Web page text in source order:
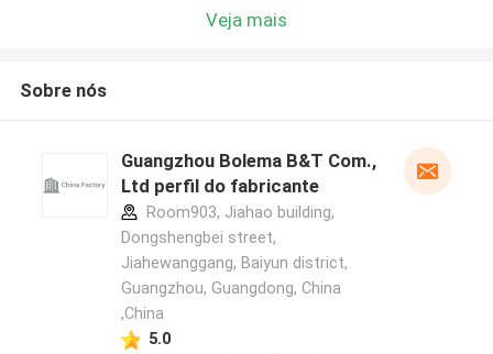
Veja mais
Sobre nós
Guangzhou Bolema B&T Com.,
Ltd perfil do fabricante
Room903, Jiahao building,
Dongshengbei street,
Jiahewanggang, Baiyun district,
Guangzhou, Guangdong, China
,China
5.0